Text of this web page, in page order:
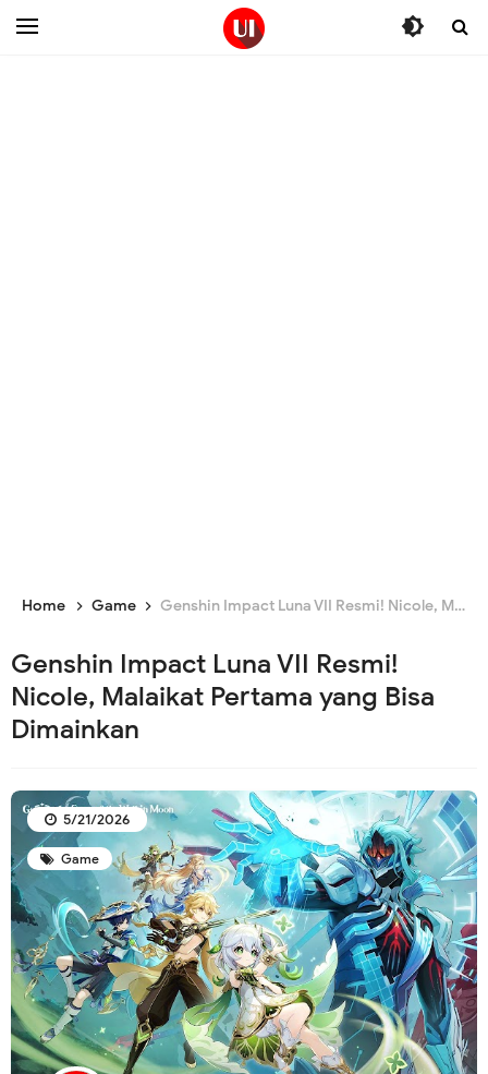
Home Game Genshin Impact Luna VII Resmi! Nicole, Malaikat Pertama yang Bisa Dimainkan
Genshin Impact Luna VII Resmi!
Nicole, Malaikat Pertama yang Bisa
Dimainkan
Game
5/21/2026